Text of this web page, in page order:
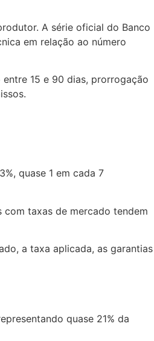
A série oficial do Banco
em relação ao número
15 e 90 dias, prorrogação
quase 1 em cada 7
taxas de mercado tendem
a taxa aplicada, as garantias
quase 21% da